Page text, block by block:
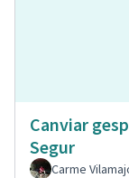
Canviar
Segur
Carme